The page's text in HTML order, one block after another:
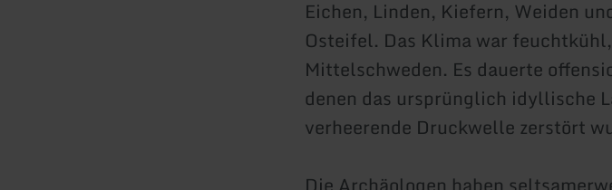
Eichen, Linden, Kiefern, Weiden
Osteifel. Das Klima war
Mittelschweden. Es dauerte
denen das ursprünglich idyllische
verheerende Druckwelle zerstört